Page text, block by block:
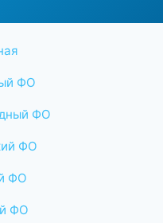
ФО
ФО
ФО
ФО
ФО